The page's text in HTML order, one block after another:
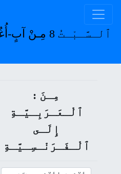
: مِـنَ
ﭐلْـعَـرَبِـيَّـةِ
إِلَـى
ﭐلْـفَـرَنْـسِـيَّـةِ